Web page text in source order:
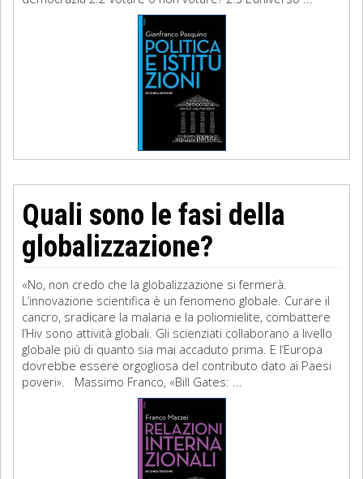
Quali sono le fasi della
globalizzazione?
«No, non credo che la globalizzazione si fermerà.
L’innovazione scientifica è un fenomeno globale. Curare il
cancro, sradicare la malaria e la poliomielite, combattere
l’Hiv sono attività globali. Gli scienziati collaborano a livello
globale più di quanto sia mai accaduto prima. E l’Europa
dovrebbe essere orgogliosa del contributo dato ai Paesi
poveri». Massimo Franco, «Bill Gates: ...